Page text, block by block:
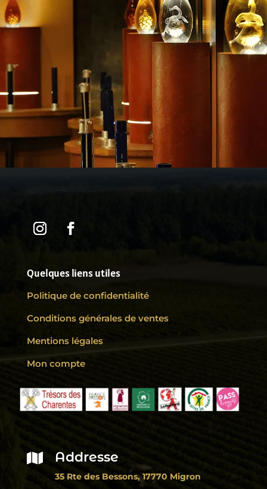
Quelques liens utiles
Politique de confidentialité
Conditions générales de ventes
Mentions légales
Mon compte
 Addresse
35 Rte des Bessons, 17770 Migron